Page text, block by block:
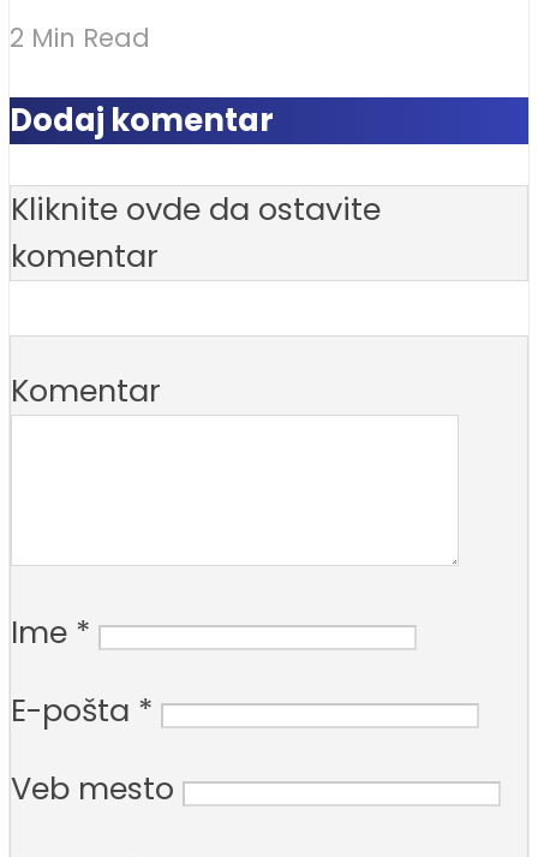
2 Min Read
Dodaj komentar
Kliknite ovde da ostavite
komentar
Komentar
Ime *
E-pošta *
Veb mesto